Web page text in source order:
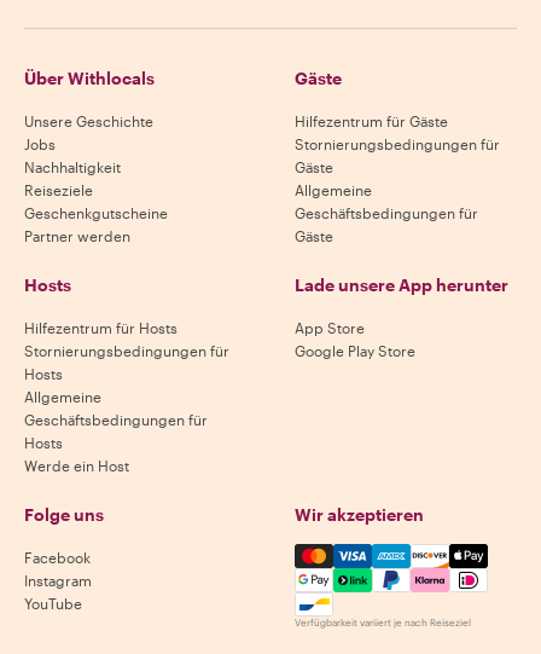
Über Withlocals
Unsere Geschichte
Jobs
Nachhaltigkeit
Reiseziele
Geschenkgutscheine
Partner werden
Gäste
Hilfezentrum für Gäste
Stornierungsbedingungen für
Gäste
Allgemeine
Geschäftsbedingungen für
Gäste
Hosts
Hilfezentrum für Hosts
Stornierungsbedingungen für
Hosts
Allgemeine
Geschäftsbedingungen für
Hosts
Werde ein Host
Lade unsere App herunter
App Store
Google Play Store
Folge uns
Facebook
Instagram
YouTube
Wir akzeptieren
Mastercard, Visa, Amex,
Verfügbarkeit variiert je nach Reiseziel